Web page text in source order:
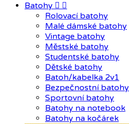
Batohy  
Rolovací batohy
Malé dámské batohy
Vintage batohy
Městské batohy
Studentské batohy
Dětské batohy
Batoh/kabelka 2v1
Bezpečnostní batohy
Sportovní batohy
Batohy na notebook
Batohy na kočárek